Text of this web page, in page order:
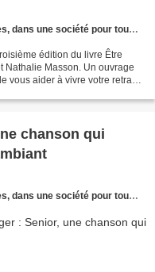
une société pour tous les âges
édition du livre Être
Nathalie Masson. Un ouvrage
vous aider à vivre votre retraite
chanson qui
une société pour tous les âges